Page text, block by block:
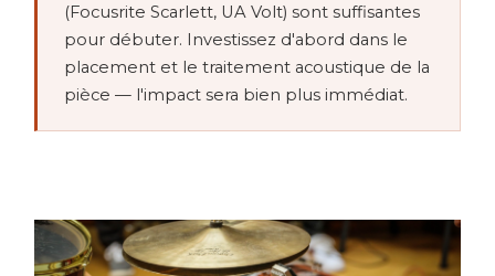
(Focusrite Scarlett, UA Volt) sont suffisantes
pour débuter. Investissez d'abord dans le
placement et le traitement acoustique de la
pièce — l'impact sera bien plus immédiat.